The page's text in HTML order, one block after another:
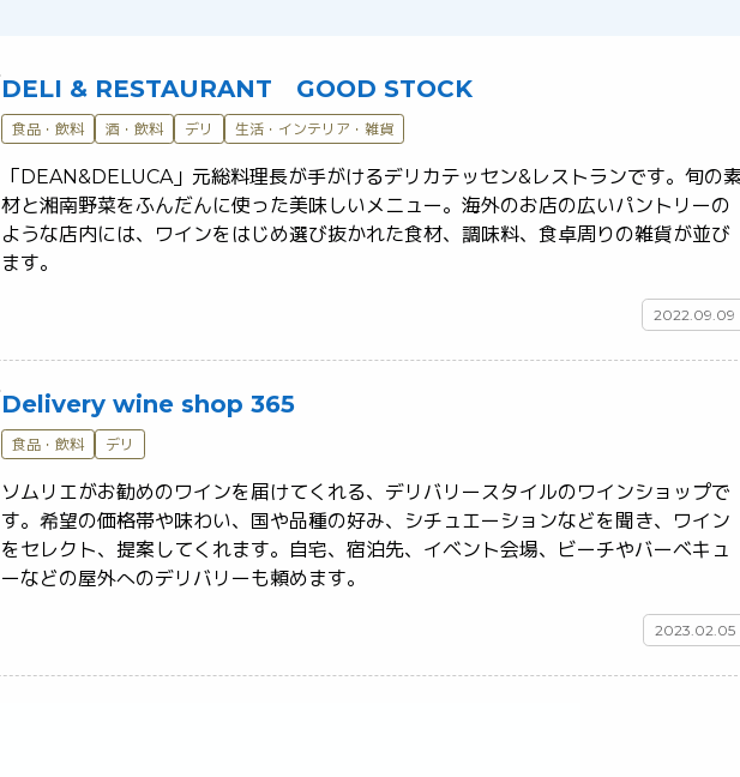
DELI & RESTAURANT GOOD STOCK
食品・飲料 酒・飲料 デリ 生活・インテリア・雑貨
「DEAN&DELUCA」元総料理長が手がけるデリカテッセン&レストランです。旬の
材と湘南野菜をふんだんに使った美味しいメニュー。海外のお店の広いパントリーの
ような店内には、ワインをはじめ選び抜かれた食材、調味料、食卓周りの雑貨が並び
2022.09.09
Delivery wine shop 365
食品・飲料 デリ
ソムリエがお勧めのワインを届けてくれる、デリバリースタイルのワインショップで
す。希望の価格帯や味わい、国や品種の好み、シチュエーションなどを聞き、ワイン
をセレクト、提案してくれます。自宅、宿泊先、イベント会場、ビーチやバーベキュ
2023.02.05